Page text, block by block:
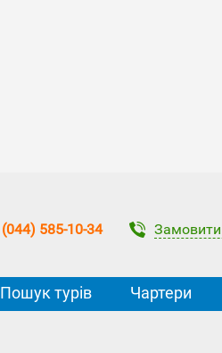
(044) 585-10-34 Замовити
Пошук турів Чартери